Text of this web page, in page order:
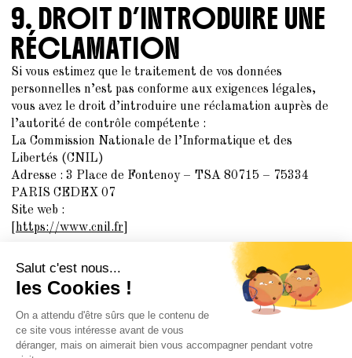
9. DROIT D’INTRODUIRE UNE
RÉCLAMATION
Si vous estimez que le traitement de vos données
personnelles n’est pas conforme aux exigences légales,
vous avez le droit d’introduire une réclamation auprès de
l’autorité de contrôle compétente :
La Commission Nationale de l’Informatique et des
Libertés (CNIL)
Adresse : 3 Place de Fontenoy – TSA 80715 – 75334
PARIS CEDEX 07
Site web :
[https://www.cnil.fr]